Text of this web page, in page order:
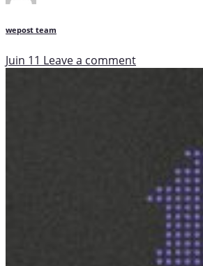
wepost team
Juin 11 Leave a comment